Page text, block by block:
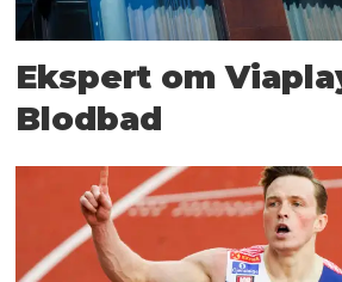
Ekspert om
Blodbad